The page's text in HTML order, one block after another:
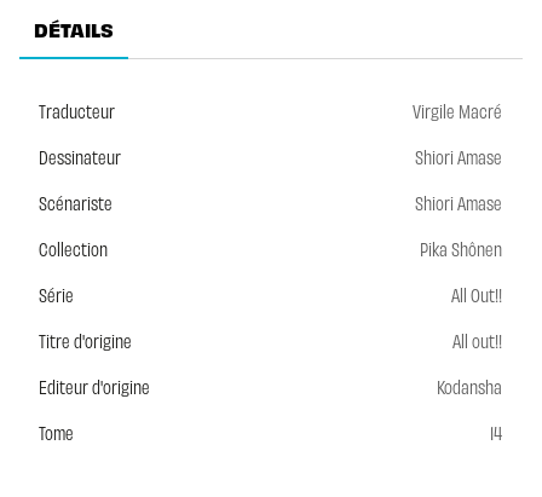
DÉTAILS
Traducteur
Virgile Macré
Dessinateur
Shiori Amase
Scénariste
Shiori Amase
Collection
Pika Shônen
Série
All Out!!
Titre d'origine
All out!!
Editeur d'origine
Kodansha
Tome
14